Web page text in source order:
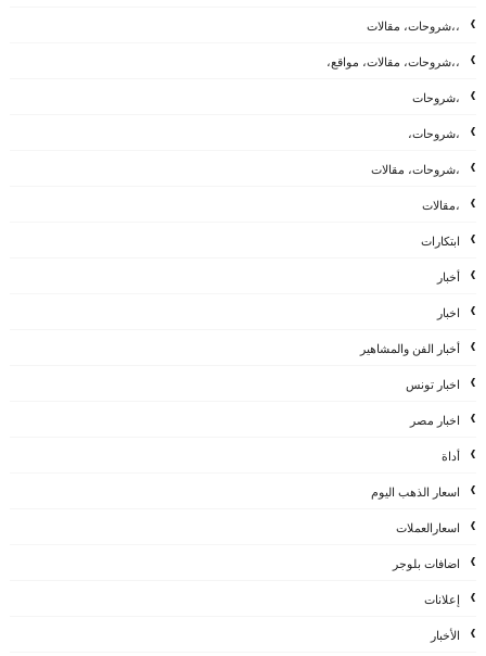
،،شروحات، مقالات
،،شروحات، مقالات، مواقع،
،شروحات
،شروحات،
،شروحات، مقالات
،مقالات
ابتكارات
أخبار
اخبار
أخبار الفن والمشاهير
اخبار تونس
اخبار مصر
أداة
اسعار الذهب اليوم
اسعارالعملات
اضافات بلوجر
إعلانات
الأخبار